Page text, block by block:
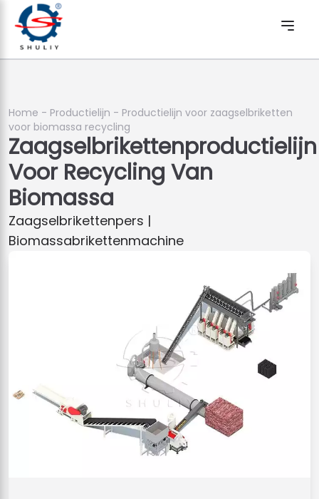
Home - Productielijn - Productielijn voor zaagselbriketten
voor biomassa recycling
Zaagselbrikettenproductielijn
Voor Recycling Van
Biomassa
Zaagselbrikettenpers |
Biomassabrikettenmachine